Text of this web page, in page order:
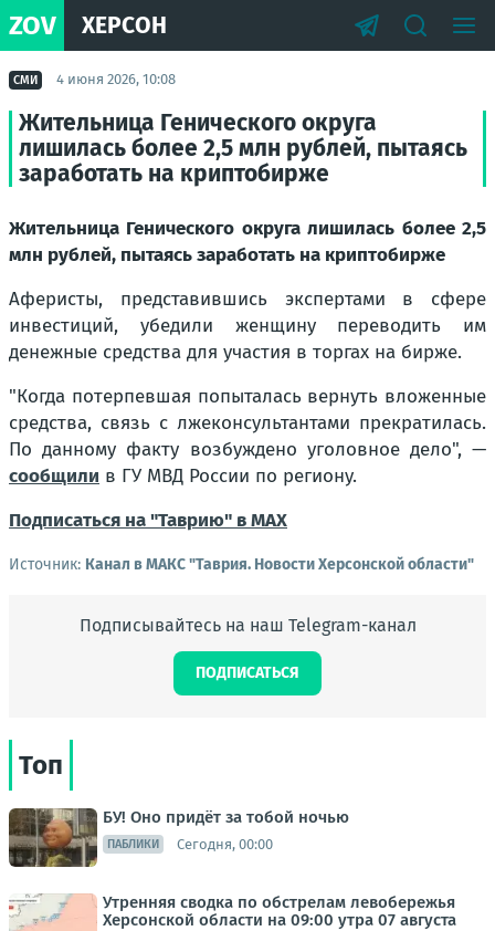
ZOV ХЕРСОН
СМИ 4 июня 2026, 10:08
Жительница Генического округа
лишилась более 2,5 млн рублей, пытаясь
заработать на криптобирже
Жительница Генического округа лишилась более 2,5
млн рублей, пытаясь заработать на криптобирже
Аферисты, представившись экспертами в сфере
инвестиций, убедили женщину переводить им
денежные средства для участия в торгах на бирже.
"Когда потерпевшая попыталась вернуть вложенные
средства, связь с лжеконсультантами прекратилась.
По данному факту возбуждено уголовное дело", —
сообщили в ГУ МВД России по региону.
Подписаться на "Таврию" в MAX
Источник: Канал в МАКС "Таврия. Новости Херсонской области"
Подписывайтесь на наш Telegram-канал
ПОДПИСАТЬСЯ
Топ
БУ! Оно придёт за тобой ночью
ПАБЛИКИ Сегодня, 00:00
Утренняя сводка по обстрелам левобережья
Херсонской области на 09:00 утра 07 августа